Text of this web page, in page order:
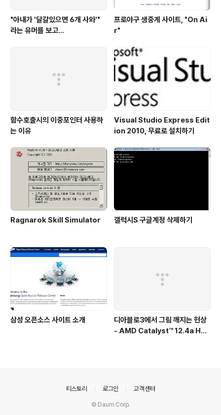
"아내가 '달걀있으면 6개 사와'"
라는 유머를 보고...
프로야구 생중계 사이트, "On Ai
r"
함수호출시의 이중포인터 사용하
는 이유
Visual Studio Express Edit
ion 2010, 무료로 설치하기
Ragnarok Skill Simulator 갤럭시S 구글계정 삭제하기
삼성 오픈소스 사이트 소개
디아블로3에서 그림 깨지는 현상
- AMD Catalyst™ 12.4a Hot
티스토리 로그인 고객센터
© Daum Corp.